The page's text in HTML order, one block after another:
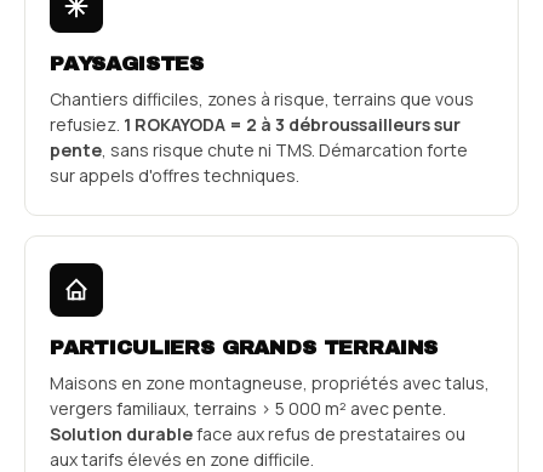
PAYSAGISTES
Chantiers difficiles, zones à risque, terrains que vous
refusiez. 1 ROKAYODA = 2 à 3 débroussailleurs sur
pente , sans risque chute ni TMS. Démarcation forte
sur appels d'offres techniques.
PARTICULIERS GRANDS TERRAINS
Maisons en zone montagneuse, propriétés avec talus,
vergers familiaux, terrains > 5 000 m² avec pente.
Solution durableface aux refus de prestataires ou
aux tarifs élevés en zone difficile.